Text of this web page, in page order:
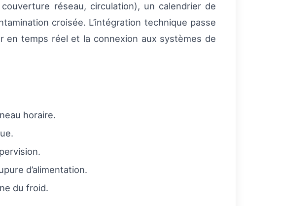
réseau, circulation), un calendrier de
croisée. L’intégration technique passe
en temps réel et la connexion aux systèmes de
horaire.
d’alimentation.
du froid.